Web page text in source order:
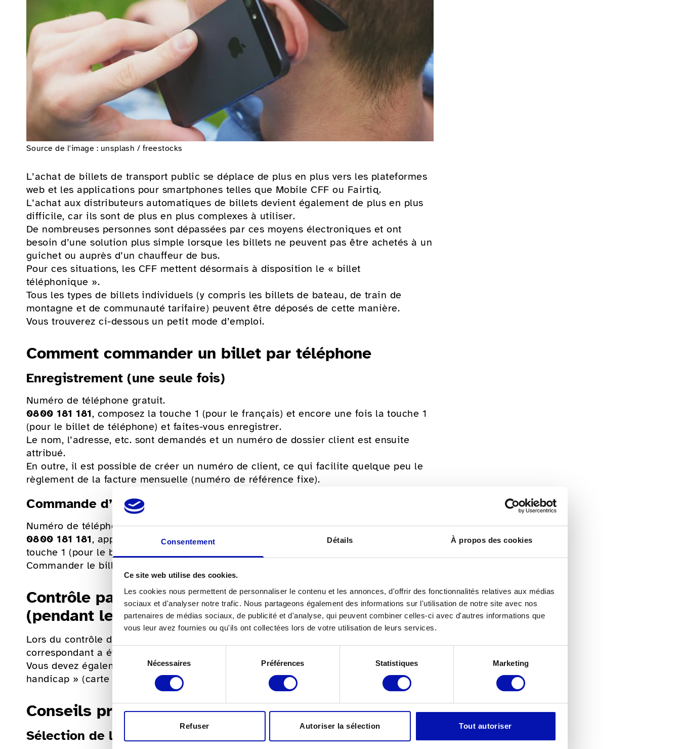
Consentement Détails À propos des cookies
Ce site web utilise des cookies.
Les cookies nous permettent de personnaliser le contenu et les annonces, d'offrir des fonctionnalités relatives aux médias
sociaux et d'analyser notre trafic. Nous partageons également des informations sur l'utilisation de notre site avec nos
partenaires de médias sociaux, de publicité et d'analyse, qui peuvent combiner celles-ci avec d'autres informations que
vous leur avez fournies ou qu'ils ont collectées lors de votre utilisation de leurs services.
Sélection
du
consentement
Nécessaires Préférences Statistiques Marketing
Refuser Autoriser la sélection Tout autoriser
Source de l'image : unsplash / freestocks
L’achat de billets de transport public se déplace de plus en plus vers les plateformes
web et les applications pour smartphones telles que Mobile CFF ou Fairtiq.
L’achat aux distributeurs automatiques de billets devient également de plus en plus
difficile, car ils sont de plus en plus complexes à utiliser.
De nombreuses personnes sont dépassées par ces moyens électroniques et ont
besoin d’une solution plus simple lorsque les billets ne peuvent pas être achetés à un
guichet ou auprès d’un chauffeur de bus.
Pour ces situations, les CFF mettent désormais à disposition le « billet
téléphonique ».
Tous les types de billets individuels (y compris les billets de bateau, de train de
montagne et de communauté tarifaire) peuvent être déposés de cette manière.
Vous trouverez ci-dessous un petit mode d’emploi.
Comment commander un billet par téléphone
Enregistrement (une seule fois)
Numéro de téléphone gratuit.
0800 181 181, composez la touche 1 (pour le français) et encore une fois la touche 1
(pour le billet de téléphone) et faites-vous enregistrer.
Le nom, l’adresse, etc. sont demandés et un numéro de dossier client est ensuite
attribué.
En outre, il est possible de créer un numéro de client, ce qui facilite quelque peu le
règlement de la facture mensuelle (numéro de référence fixe).
Commande d’un billet (avant le départ)
Numéro de téléphone gratuit.
0800 181 181, appuyez sur la touche 1 (pour le français), appuyez à nouveau sur la
touche 1 (pour le billet téléphonique) et indiquez le numéro de dossier client attribué.
Commander le billet et le faire enregistrer électroniquement dans le système.
Contrôle par le personnel des transports publics
(pendant le trajet)
Lors du contrôle dans le train, le personnel de bord vérifie par téléphone si un billet
correspondant a été déposé pour vous.
Vous devez également présenter la « carte de légitimation pour voyageurs avec un
handicap » (carte d’accompagnement).
Conseils pratiques
Sélection de langues et de fonctions préenregistrées